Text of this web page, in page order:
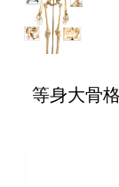
等身大骨